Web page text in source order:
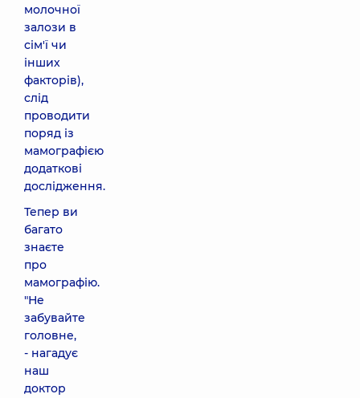
молочної
залози в
сім'ї чи
інших
факторів),
слід
проводити
поряд із
мамографією
додаткові
дослідження.
Тепер ви
багато
знаєте
про
мамографію.
"Не
забувайте
головне,
- нагадує
наш
доктор